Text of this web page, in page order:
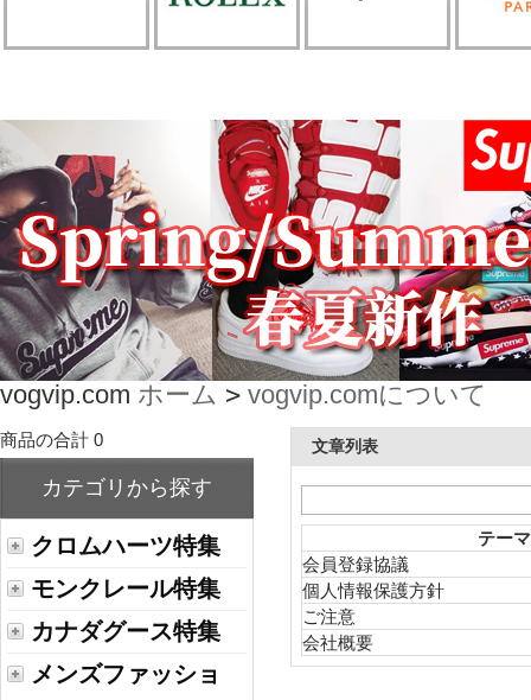
vogvip.com ホーム > vogvip.comについて
商品の合計 0
カテゴリから探す
クロムハーツ特集
モンクレール特集
カナダグース特集
メンズファッショ
文章列表
テーマ
会員登録協議
個人情報保護方針
ご注意
会社概要